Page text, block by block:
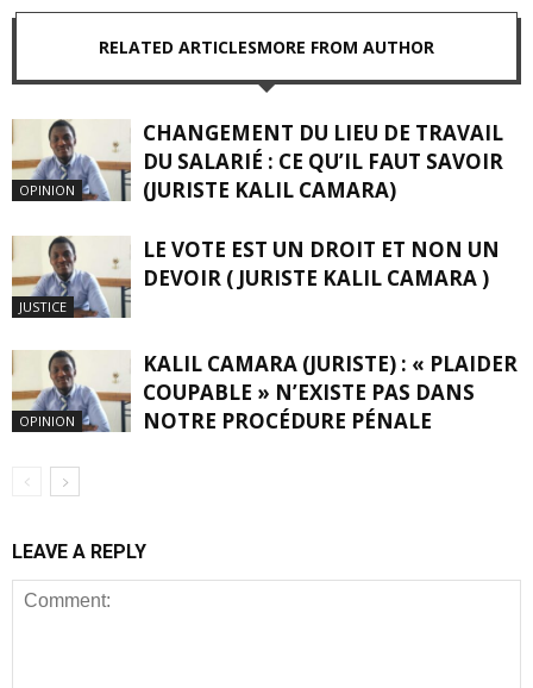
RELATED ARTICLESMORE FROM AUTHOR
OPINION
CHANGEMENT DU LIEU DE TRAVAIL
DU SALARIÉ : CE QU’IL FAUT SAVOIR
(JURISTE KALIL CAMARA)
JUSTICE
LE VOTE EST UN DROIT ET NON UN
DEVOIR ( JURISTE KALIL CAMARA )
OPINION
KALIL CAMARA (JURISTE) : « PLAIDER
COUPABLE » N’EXISTE PAS DANS
NOTRE PROCÉDURE PÉNALE
LEAVE A REPLY